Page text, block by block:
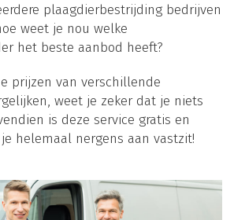
plaagdierbestrijding bedrijven
weet je nou welke
het beste aanbod heeft?
prijzen van verschillende
weet je zeker dat je niets
is deze service gratis en
helemaal nergens aan vastzit!